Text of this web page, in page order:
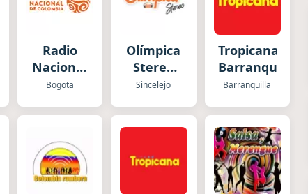
Radio
Nacional
Colombia
Bogota
Olímpica
Stereo
Sincelejo
Sincelejo
Tropicana
Barranquilla
Barranquilla